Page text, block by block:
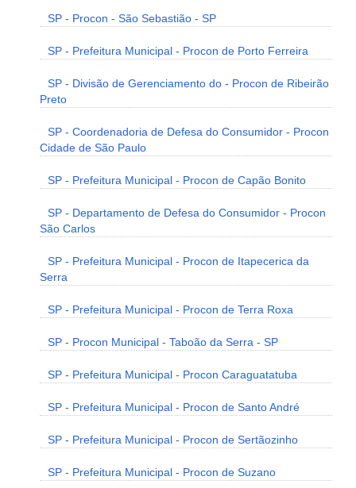
SP - Procon - São Sebastião - SP
SP - Prefeitura Municipal - Procon de Porto Ferreira
SP - Divisão de Gerenciamento do - Procon de Ribeirão
Preto
SP - Coordenadoria de Defesa do Consumidor - Procon
Cidade de São Paulo
SP - Prefeitura Municipal - Procon de Capão Bonito
SP - Departamento de Defesa do Consumidor - Procon
São Carlos
SP - Prefeitura Municipal - Procon de Itapecerica da
Serra
SP - Prefeitura Municipal - Procon de Terra Roxa
SP - Procon Municipal - Taboão da Serra - SP
SP - Prefeitura Municipal - Procon Caraguatatuba
SP - Prefeitura Municipal - Procon de Santo André
SP - Prefeitura Municipal - Procon de Sertãozinho
SP - Prefeitura Municipal - Procon de Suzano